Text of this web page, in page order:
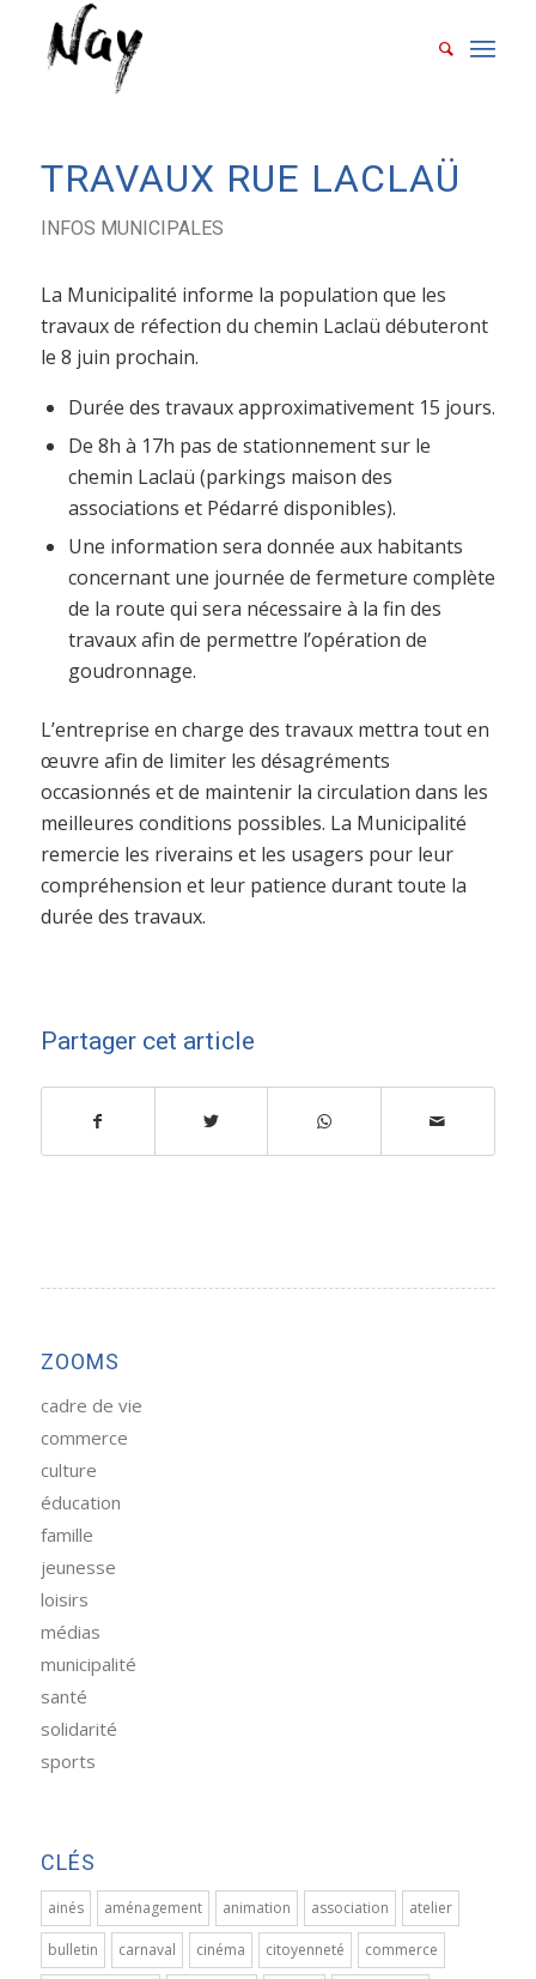
TRAVAUX RUE LACLAÜ
INFOS MUNICIPALES
La Municipalité informe la population que les
travaux de réfection du chemin Laclaü débuteront
le 8 juin prochain.
Durée des travaux approximativement 15 jours.
De 8h à 17h pas de stationnement sur le
chemin Laclaü (parkings maison des
associations et Pédarré disponibles).
Une information sera donnée aux habitants
concernant une journée de fermeture complète
de la route qui sera nécessaire à la fin des
travaux afin de permettre l’opération de
goudronnage.
L’entreprise en charge des travaux mettra tout en
œuvre afin de limiter les désagréments
occasionnés et de maintenir la circulation dans les
meilleures conditions possibles. La Municipalité
remercie les riverains et les usagers pour leur
compréhension et leur patience durant toute la
durée des travaux.
Partager cet article
ZOOMS
cadre de vie
commerce
culture
éducation
famille
jeunesse
loisirs
médias
municipalité
santé
solidarité
sports
CLÉS
ainés aménagement animation association atelier
bulletin carnaval cinéma citoyenneté commerce